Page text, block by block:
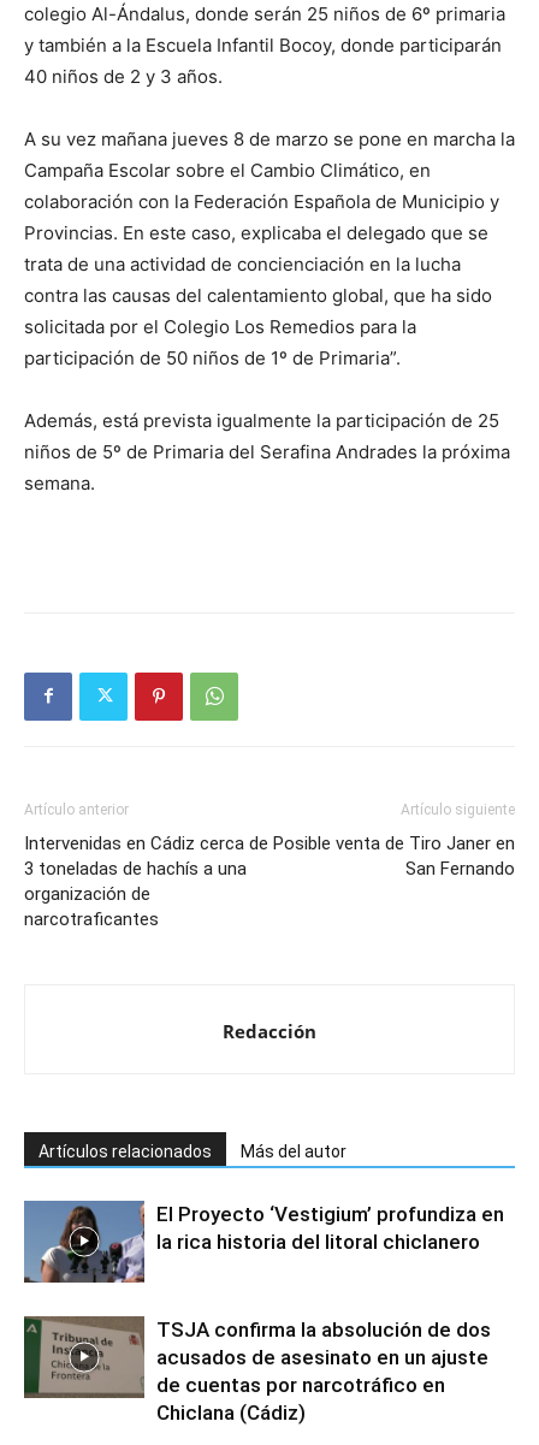
colegio Al-Ándalus, donde serán 25 niños de 6º primaria
y también a la Escuela Infantil Bocoy, donde participarán
40 niños de 2 y 3 años.
A su vez mañana jueves 8 de marzo se pone en marcha la
Campaña Escolar sobre el Cambio Climático, en
colaboración con la Federación Española de Municipio y
Provincias. En este caso, explicaba el delegado que se
trata de una actividad de concienciación en la lucha
contra las causas del calentamiento global, que ha sido
solicitada por el Colegio Los Remedios para la
participación de 50 niños de 1º de Primaria”.
Además, está prevista igualmente la participación de 25
niños de 5º de Primaria del Serafina Andrades la próxima
semana.
Artículo anterior
Intervenidas en Cádiz cerca de
3 toneladas de hachís a una
organización de
narcotraficantes
Artículo siguiente
Posible venta de Tiro Janer en
San Fernando
Redacción
Artículos relacionados Más del autor
El Proyecto ‘Vestigium’ profundiza en
la rica historia del litoral chiclanero
TSJA confirma la absolución de dos
acusados de asesinato en un ajuste
de cuentas por narcotráfico en
Chiclana (Cádiz)